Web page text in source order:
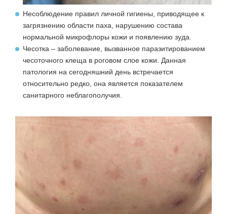
Несоблюдение правил личной гигиены, приводящее к
загрязнению области паха, нарушению состава
нормальной микрофлоры кожи и появлению зуда.
Чесотка – заболевание, вызванное паразитированием
чесоточного клеща в роговом слое кожи. Данная
патология на сегодняшний день встречается
относительно редко, она является показателем
санитарного неблагополучия.